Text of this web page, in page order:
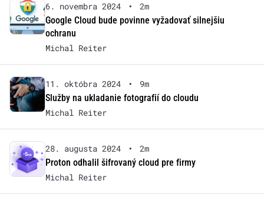
6. novembra 2024 •
2m
Google Cloud bude povinne vyžadovať silnejšiu
ochranu
Michal Reiter
11. októbra 2024 •
9m
Služby na ukladanie fotografií do cloudu
Michal Reiter
28. augusta 2024 •
2m
Proton odhalil šifrovaný cloud pre firmy
Michal Reiter